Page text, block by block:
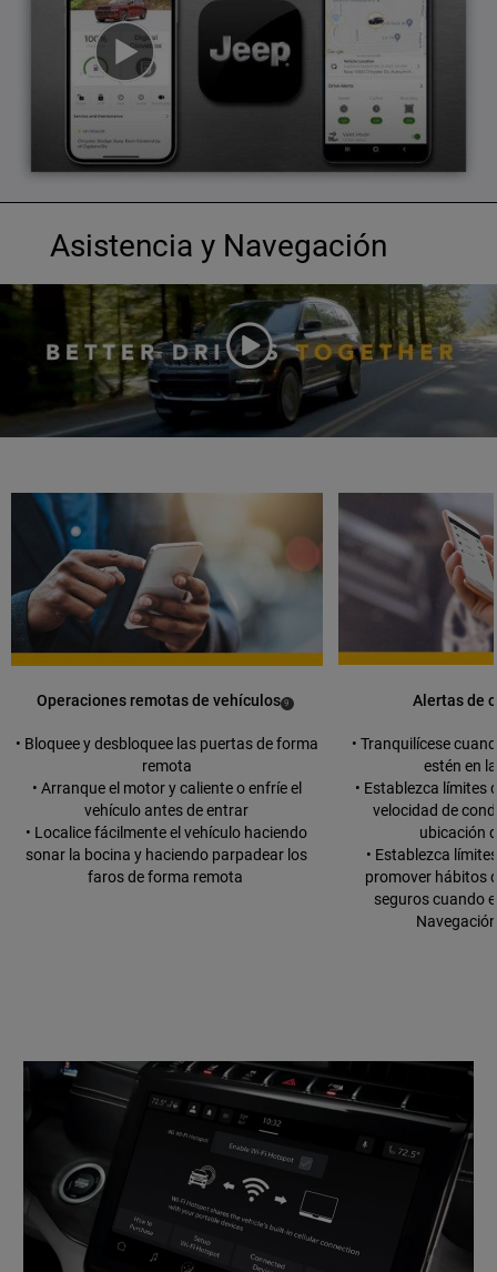
Asistencia y Navegación
Play
Video
duration
Operaciones remotas de vehículos (
Disclosure
9 )
• Bloquee y desbloquee las puertas de forma
remota
• Arranque el motor y caliente o enfríe el
vehículo antes de entrar
• Localice fácilmente el vehículo haciendo
sonar la bocina y haciendo parpadear los
faros de forma remota
Alertas de
• Tranquilícese
estén en
• Establezca límites
velocidad de
ubicación
• Establezca
promover hábitos
seguros cuando